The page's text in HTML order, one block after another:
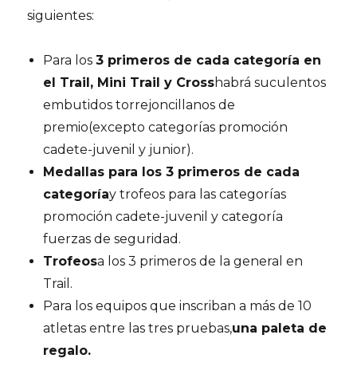
siguientes:
Para los3 primeros de cada categoría en
el Trail, Mini Trail y Crosshabrá suculentos
embutidos torrejoncillanos de
premio(excepto categorías promoción
cadete-juvenil y junior).
Medallas para los 3 primeros de cada
categoríay trofeos para las categorías
promoción cadete-juvenil y categoría
fuerzas de seguridad.
Trofeosa los 3 primeros de la general en
Trail.
Para los equipos que inscriban a más de 10
atletas entre las tres pruebas,una paleta de
regalo.